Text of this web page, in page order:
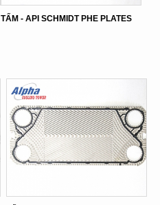
TẤM - API SCHMIDT PHE PLATES